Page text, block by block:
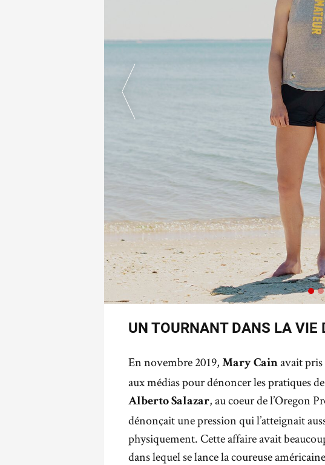
UN TOURNANT DANS LA VIE
En novembre 2019, Mary Cain avait pris
aux médias pour dénoncer les pratiques
Alberto Salazar, au coeur de l’Oregon
dénonçait une pression qui l’atteignait
physiquement. Cette affaire avait
dans lequel se lance la coureuse